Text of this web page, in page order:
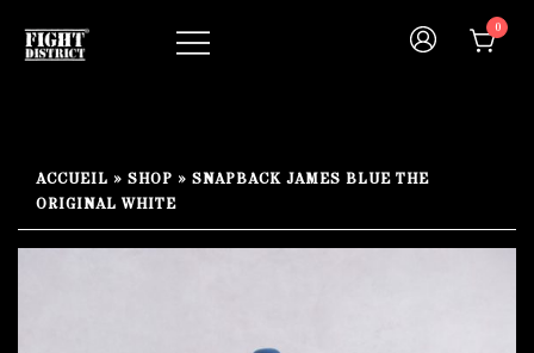
0
ACCUEIL » SHOP » SNAPBACK JAMES BLUE THE
ORIGINAL WHITE